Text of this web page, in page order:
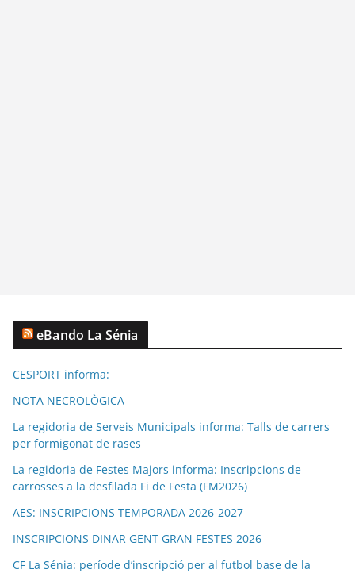
eBando La Sénia
CESPORT informa:
NOTA NECROLÒGICA
La regidoria de Serveis Municipals informa: Talls de carrers
per formigonat de rases
La regidoria de Festes Majors informa: Inscripcions de
carrosses a la desfilada Fi de Festa (FM2026)
AES: INSCRIPCIONS TEMPORADA 2026-2027
INSCRIPCIONS DINAR GENT GRAN FESTES 2026
CF La Sénia: període d’inscripció per al futbol base de la